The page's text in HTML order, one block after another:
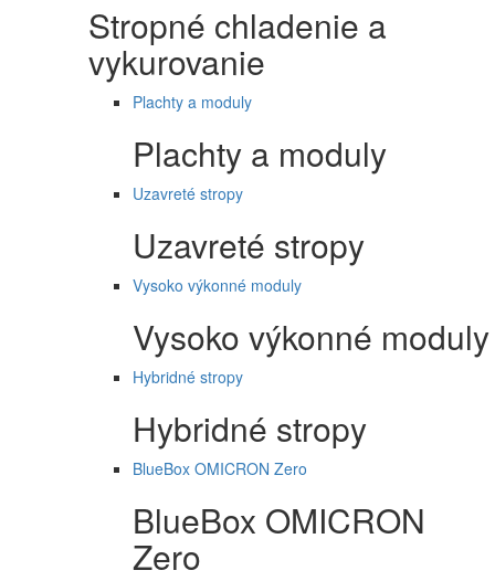
Stropné chladenie a
vykurovanie
Plachty a moduly
Plachty a moduly
Uzavreté stropy
Uzavreté stropy
Vysoko výkonné moduly
Vysoko výkonné moduly
Hybridné stropy
Hybridné stropy
BlueBox OMICRON Zero
BlueBox OMICRON
Zero